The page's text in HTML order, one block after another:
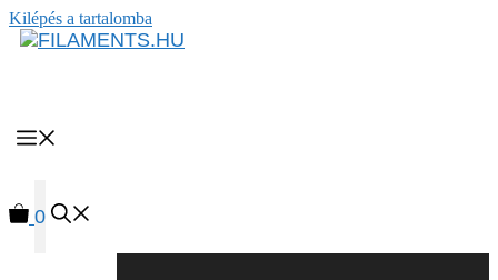
Kilépés a tartalomba
0